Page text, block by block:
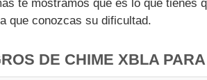
te mostramos qué es lo que
que conozcas su dificultad.
DE CHIME XBLA